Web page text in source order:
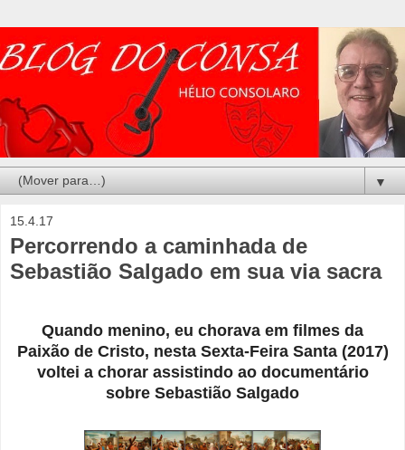
▼
15.4.17
Percorrendo a caminhada de
Sebastião Salgado em sua via sacra
Quando menino, eu chorava em filmes da
Paixão de Cristo, nesta Sexta-Feira Santa (2017)
voltei a chorar assistindo ao documentário
sobre Sebastião Salgado